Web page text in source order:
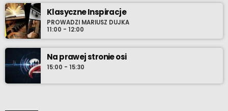
Klasyczne Inspiracje
PROWADZI MARIUSZ DUJKA
11:00 - 12:00
Na prawej stronie osi
15:00 - 15:30